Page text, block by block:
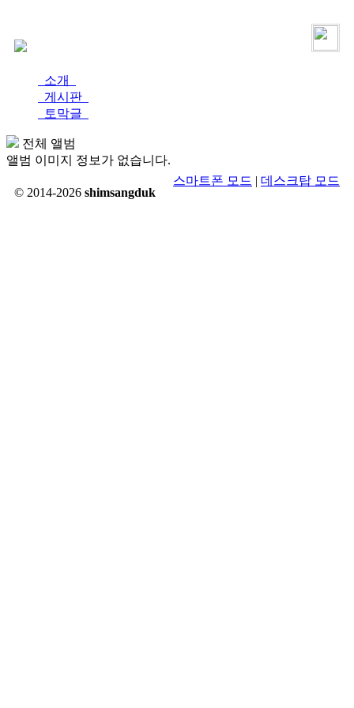
소개
게시판
토막글
전체 앨범
앨범 이미지 정보가 없습니다.
© 2014-2026 shimsangduk
스마트폰 모드 | 데스크탑 모드